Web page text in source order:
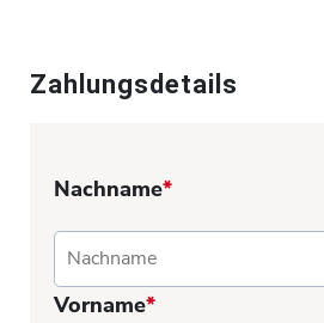
Zahlungsdetails
Nachname*
Vorname*